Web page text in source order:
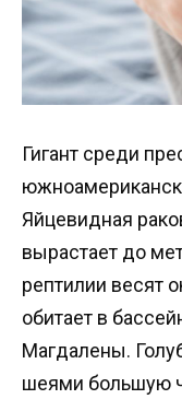
Гигант среди
Яйцевидная
вырастает до
рептилии весят
обитает в
Магдалены.
шеями большую